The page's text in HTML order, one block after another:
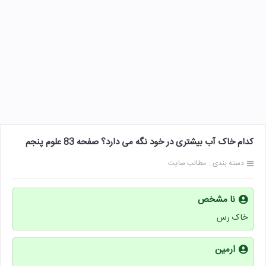
کدام خاک آب بیشتری در خود نگه می دارد؟ صفحه 83 علوم پنجم
دسته بندی : مطالب سایت
نا مشخص
خاک رس
ارمين